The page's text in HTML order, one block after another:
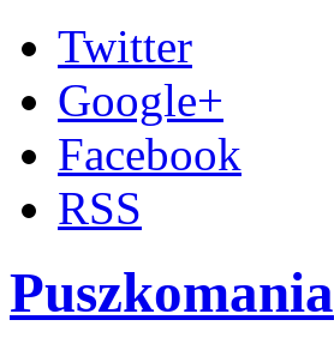
Twitter
Google+
Facebook
RSS
Puszkomania